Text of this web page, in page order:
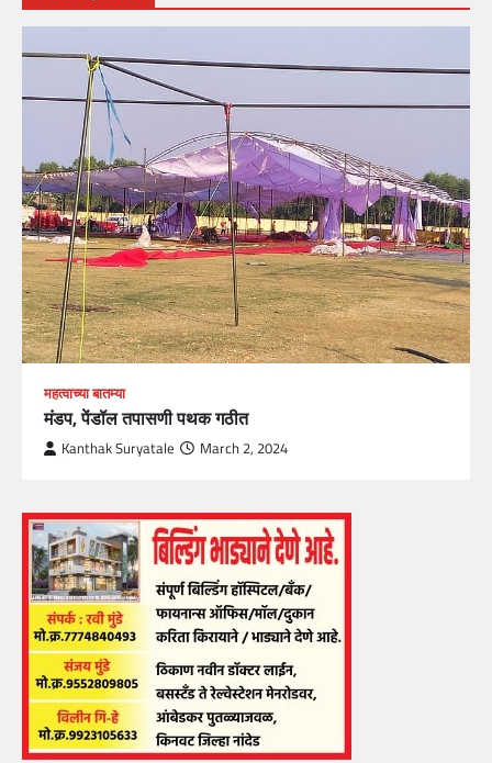
महत्वाच्या बातम्या
मंडप, पेंडॉल तपासणी पथक गठीत
Kanthak Suryatale March 2, 2024